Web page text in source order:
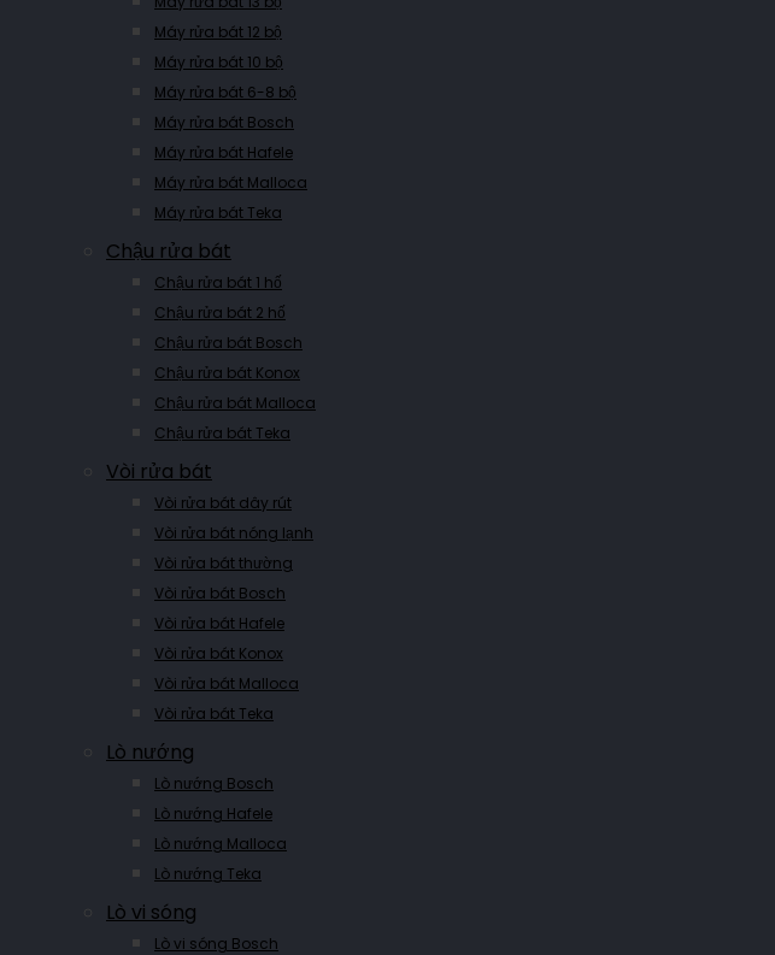
Máy rửa bát 12 bộ
Máy rửa bát 10 bộ
Máy rửa bát 6-8 bộ
Máy rửa bát Bosch
Máy rửa bát Hafele
Máy rửa bát Malloca
Máy rửa bát Teka
Chậu rửa bát
Chậu rửa bát 1 hố
Chậu rửa bát 2 hố
Chậu rửa bát Bosch
Chậu rửa bát Konox
Chậu rửa bát Malloca
Chậu rửa bát Teka
Vòi rửa bát
Vòi rửa bát dây rút
Vòi rửa bát nóng lạnh
Vòi rửa bát thường
Vòi rửa bát Bosch
Vòi rửa bát Hafele
Vòi rửa bát Konox
Vòi rửa bát Malloca
Vòi rửa bát Teka
Lò nướng
Lò nướng Bosch
Lò nướng Hafele
Lò nướng Malloca
Lò nướng Teka
Lò vi sóng
Lò vi sóng Bosch